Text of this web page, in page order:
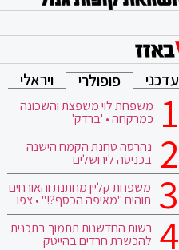
עדכני פופולרי ויראלי
משפחת לוי משפצת והשכונה
כמרקחה • 'ברדק'
נהרסה טחנת הקמח הישנה
בכניסה לירושלים
משפחת קליין מחתנת והאורחים
תוהים "מאיפה הכסף?!" • צפו
רשות החדשנות תתמוך בתכנית
להכשרת חרדים בהייטק